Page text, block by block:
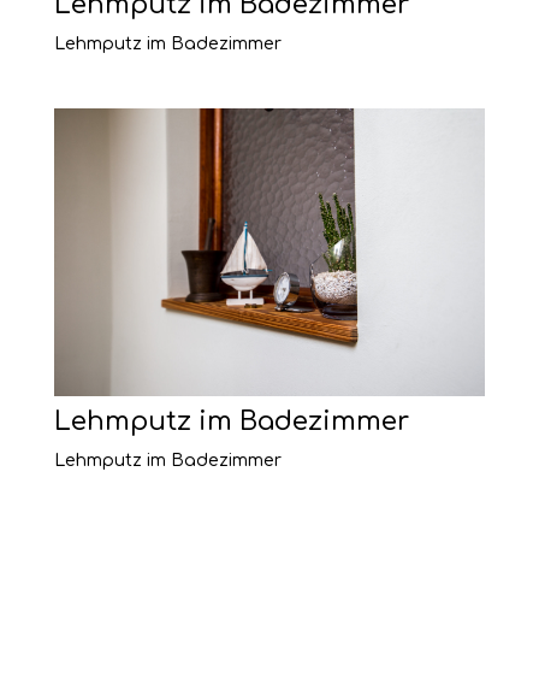
Lehmputz im Badezimmer
Lehmputz im Badezimmer
Lehmputz im Badezimmer